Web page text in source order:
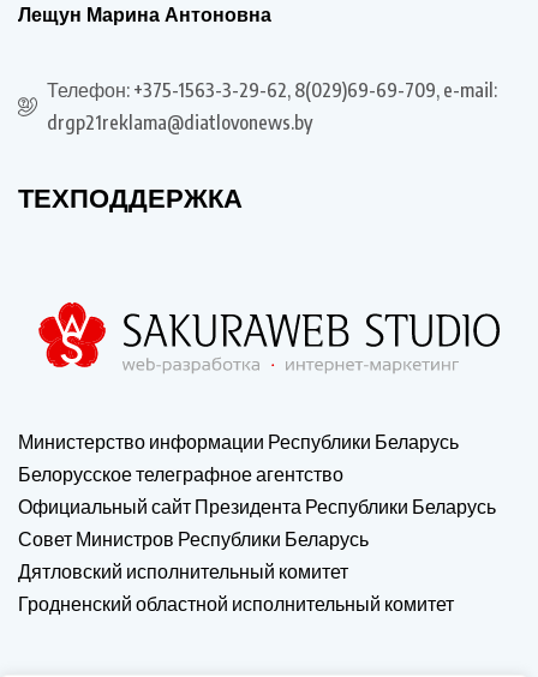
Лещун Марина Антоновна
Телефон: +375-1563-3-29-62, 8(029)69-69-709, e-mail:
drgp21reklama@diatlovonews.by
ТЕХПОДДЕРЖКА
Министерство информации Республики Беларусь
Белорусское телеграфное агентство
Официальный сайт Президента Республики Беларусь
Совет Министров Республики Беларусь
Дятловский исполнительный комитет
Гродненский областной исполнительный комитет